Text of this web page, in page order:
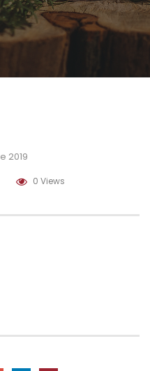
2019
0 Views